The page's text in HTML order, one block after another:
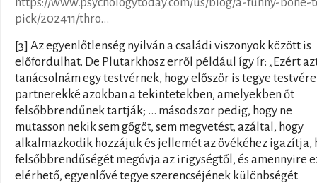
pick/202411/thro...
[3] Az egyenlőtlenség nyilván a családi viszonyok között is
előfordulhat. De Plutarkhosz erről például így ír: „Ezért
tanácsolnám egy testvérnek, hogy először is tegye
partnerekké azokban a tekintetekben, amelyekben őt
felsőbbrendűnek tartják; ... másodszor pedig, hogy ne
mutasson nekik sem gőgöt, sem megvetést, azáltal, hogy
alkalmazkodik hozzájuk és jellemét az övékéhez igazítja,
felsőbbrendűségét megóvja az irigységtől, és amennyire
elérhető, egyenlővé tegye szerencséjének különbségét